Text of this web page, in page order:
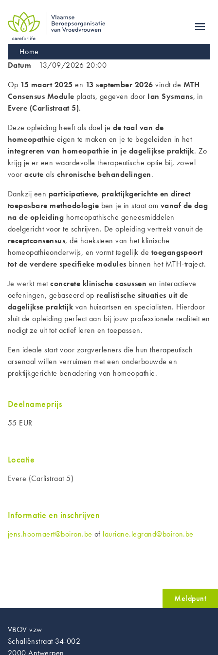
main
navigation
Kruimelpad
Home
Datum
13/09/2026 20:00
Op 15 maart 2025 en 13 september 2026 vindt de MTH
Consensus Module plaats, gegeven door Ian Sysmans, in
Evere (Carlistraat 5).
Deze opleiding heeft als doel je de taal van de
homeopathie eigen te maken en je te begeleiden in het
integreren van homeopathie in je dagelijkse praktijk. Zo
krijg je er een waardevolle therapeutische optie bij, zowel
vooracute alschronische behandelingen.
Dankzij een participatieve, praktijkgerichte en direct
toepasbare methodologie ben je in staat om vanaf de dag
na de opleiding homeopathische geneesmiddelen
doelgericht voor te schrijven. De opleiding vertrekt vanuit de
receptconsensus, dé hoeksteen van het klinische
homeopathieonderwijs, en vormt tegelijk de toegangspoort
tot de verdere specifieke modules binnen het MTH-traject.
Je werkt metconcrete klinische casussen en interactieve
oefeningen, gebaseerd op realistische situaties uit de
dagelijkse praktijk van huisartsen en specialisten. Hierdoor
sluit de opleiding perfect aan bij jouw professionele realiteit en
nodigt ze uit tot actief leren en toepassen.
Een ideale start voor zorgverleners die hun therapeutisch
arsenaal willen verruimen met een onderbouwde en
praktijkgerichte benadering van homeopathie.
Deelnameprijs
55 EUR
Locatie
Evere (Carlistraat 5)
Informatie en inschrijven
jens.hoornaert@boiron.be of lauriane.legrand@boiron.be
Meldpunt
VBOV vzw
Schaliënstraat 34-002
2000 Antwerpen